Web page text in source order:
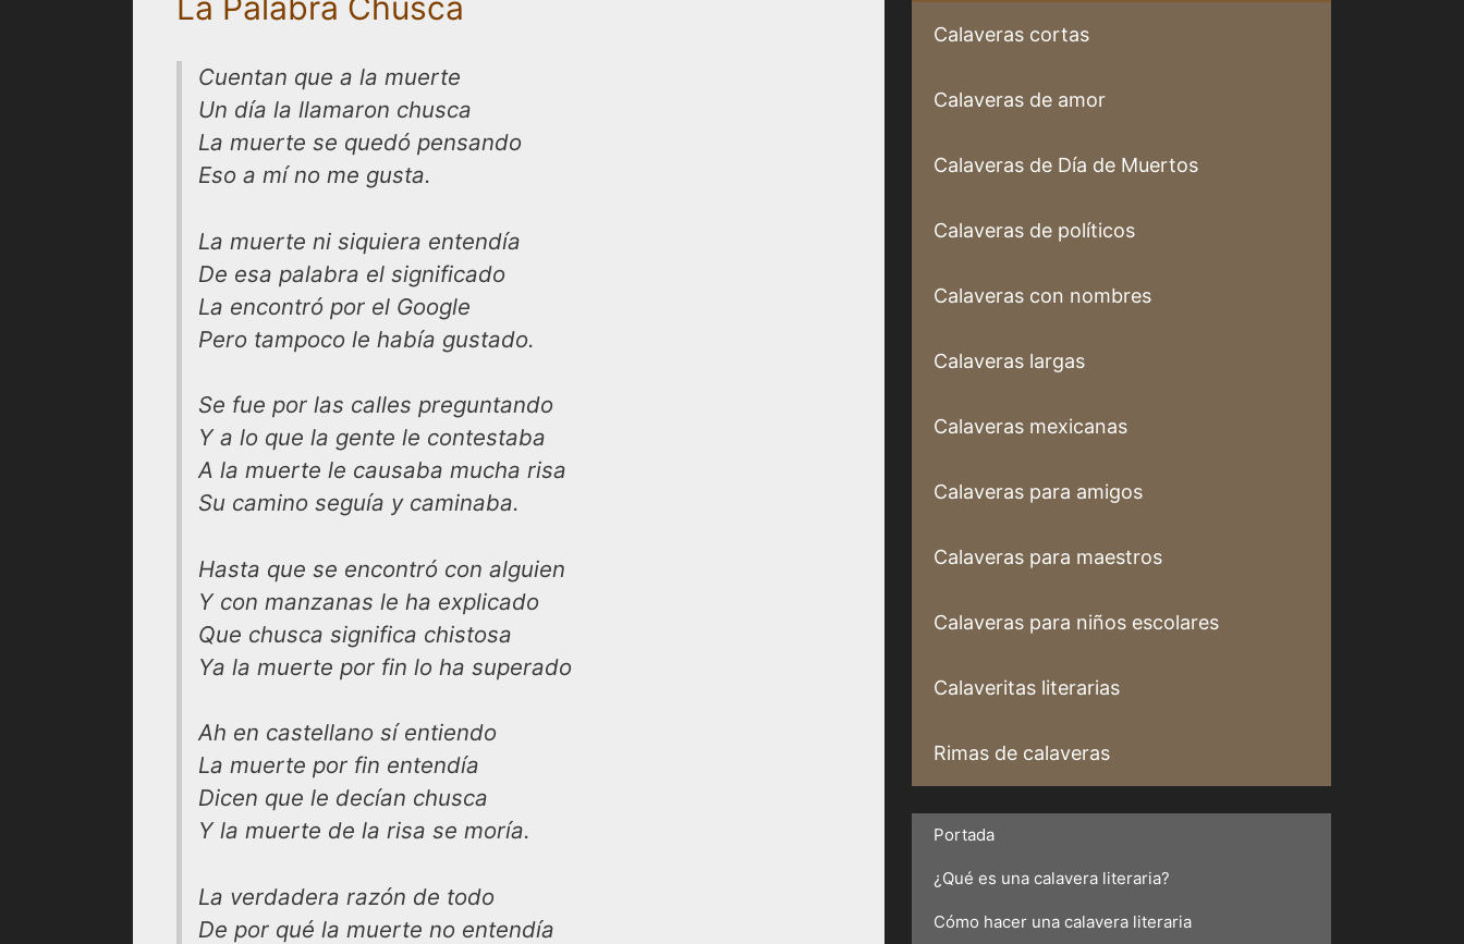
Cuentan que a la muerte
Un día la llamaron chusca
La muerte se quedó pensando
Eso a mí no me gusta.
La muerte ni siquiera entendía
De esa palabra el significado
La encontró por el Google
Pero tampoco le había gustado.
Se fue por las calles preguntando
Y a lo que la gente le contestaba
A la muerte le causaba mucha risa
Su camino seguía y caminaba.
Hasta que se encontró con alguien
Y con manzanas le ha explicado
Que chusca significa chistosa
Ya la muerte por fin lo ha superado
Ah en castellano sí entiendo
La muerte por fin entendía
Dicen que le decían chusca
Y la muerte de la risa se moría.
La verdadera razón de todo
De por qué la muerte no entendía
Calaveras cortas
Calaveras de amor
Calaveras de Día de Muertos
Calaveras de políticos
Calaveras con nombres
Calaveras largas
Calaveras mexicanas
Calaveras para amigos
Calaveras para maestros
Calaveras para niños escolares
Calaveritas literarias
Rimas de calaveras
Portada
¿Qué es una calavera literaria?
Cómo hacer una calavera literaria